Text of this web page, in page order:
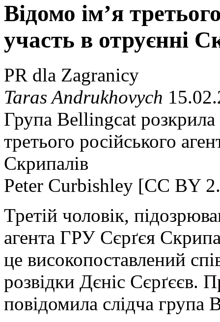
Відомо ім’я
участь в отруєнні
PR dla Zagranicy
Taras Andrukhovych
Група Bellingcat розкрила
третього російського
Скрипалів
Peter Curbishley [CC BY
Третій чоловік,
агента ГРУ Сєрґєя
це високопоставлений
розвідки Дєніс Сєрґєєв.
повідомила слідча група